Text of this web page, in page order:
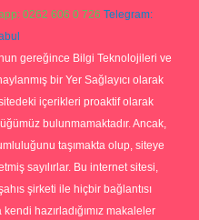
0262 606 0 726 Telegram:
gereğince Bilgi Teknolojileri ve
bir Yer Sağlayıcı olarak
içerikleri proaktif olarak
bulunmamaktadır. Ancak,
taşımakta olup, siteye
sayılırlar. Bu internet sitesi,
şirketi ile hiçbir bağlantısı
hazırladığımız makaleler